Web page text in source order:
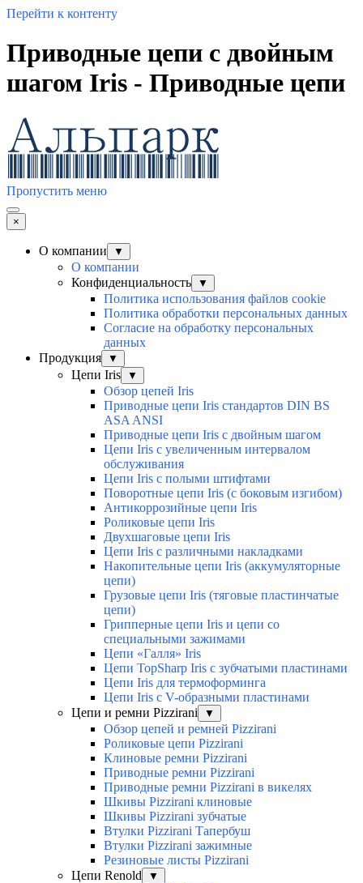
Перейти к контенту
Приводные цепи с двойным
шагом Iris - Приводные цепи
Пропустить меню
×
О компании ▼
О компании
Конфиденциальность
▼
Политика использования файлов cookie
Политика обработки персональных данных
Согласие на обработку персональных
данных
Продукция
▼
Цепи Iris ▼
Обзор цепей Iris
Приводные цепи Iris стандартов DIN BS
ASA ANSI
Приводные цепи Iris с двойным шагом
Цепи Iris с увеличенным интервалом
обслуживания
Цепи Iris с полыми штифтами
Поворотные цепи Iris (с боковым изгибом)
Антикоррозийные цепи Iris
Роликовые цепи Iris
Двухшаговые цепи Iris
Цепи Iris с различными накладками
Накопительные цепи Iris (аккумуляторные
цепи)
Грузовые цепи Iris (тяговые пластинчатые
цепи)
Грипперные цепи Iris и цепи со
специальными зажимами
Цепи «Галля» Iris
Цепи TopSharp Iris с зубчатыми пластинами
Цепи Iris для термоформинга
Цепи Iris с V-образными пластинами
Цепи и ремни Pizzirani
▼
Обзор цепей и ремней Pizzirani
Роликовые цепи Pizzirani
Клиновые ремни Pizzirani
Приводные ремни Pizzirani
Приводные ремни Pizzirani в викелях
Шкивы Pizzirani клиновые
Шкивы Pizzirani зубчатые
Втулки Pizzirani Тапербуш
Втулки Pizzirani зажимные
Резиновые листы Pizzirani
Цепи Renold
▼